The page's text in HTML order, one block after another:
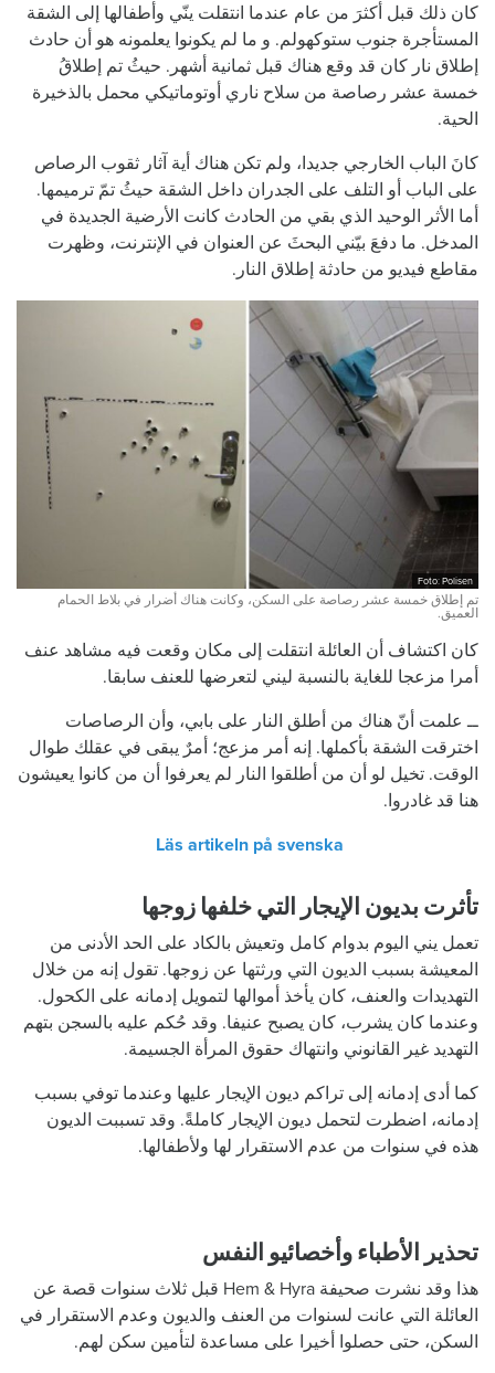
كان ذلك قبل أكثرَ من عام عندما انتقلت ينّي وأطفالها إلى الشقة
المستأجرة جنوب ستوكهولم. و ما لم يكونوا يعلمونه هو أن حادث
إطلاق نار كان قد وقع هناك قبل ثمانية أشهر. حيثُ تم إطلاقُ
خمسة عشر رصاصة من سلاح ناري أوتوماتيكي محمل بالذخيرة
الحية.
كانَ الباب الخارجي جديدا، ولم تكن هناك أية آثار ثقوب الرصاص
على الباب أو التلف على الجدران داخل الشقة حيثُ تمّ ترميمها.
أما الأثر الوحيد الذي بقي من الحادث كانت الأرضية الجديدة في
المدخل. ما دفعَ بيّني البحثَ عن العنوان في الإنترنت، وظهرت
مقاطع فيديو من حادثة إطلاق النار.
Foto: Polisen
تم إطلاق خمسة عشر رصاصة على السكن، وكانت هناك أضرار في بلاط الحمام
العميق.
كان اكتشاف أن العائلة انتقلت إلى مكان وقعت فيه مشاهد عنف
أمرا مزعجا للغاية بالنسبة ليني لتعرضها للعنف سابقا.
ــ علمت أنّ هناك من أطلق النار على بابي، وأن الرصاصات
اخترقت الشقة بأكملها. إنه أمر مزعج؛ أمرٌ يبقى في عقلك طوال
الوقت. تخيل لو أن من أطلقوا النار لم يعرفوا أن من كانوا يعيشون
هنا قد غادروا.
Läs artikeln på svenska
تأثرت بديون الإيجار التي خلفها زوجها
تعمل يني اليوم بدوام كامل وتعيش بالكاد على الحد الأدنى من
المعيشة بسبب الديون التي ورثتها عن زوجها. تقول إنه من خلال
التهديدات والعنف، كان يأخذ أموالها لتمويل إدمانه على الكحول.
وعندما كان يشرب، كان يصبح عنيفا. وقد حُكم عليه بالسجن بتهم
التهديد غير القانوني وانتهاك حقوق المرأة الجسيمة.
كما أدى إدمانه إلى تراكم ديون الإيجار عليها وعندما توفي بسبب
إدمانه، اضطرت لتحمل ديون الإيجار كاملةً. وقد تسببت الديون
هذه في سنوات من عدم الاستقرار لها ولأطفالها.
تحذير الأطباء وأخصائيو النفس
هذا وقد نشرت صحيفة Hem & Hyra قبل ثلاث سنوات قصة عن
العائلة التي عانت لسنوات من العنف والديون وعدم الاستقرار في
السكن، حتى حصلوا أخيرا على مساعدة لتأمين سكن لهم.